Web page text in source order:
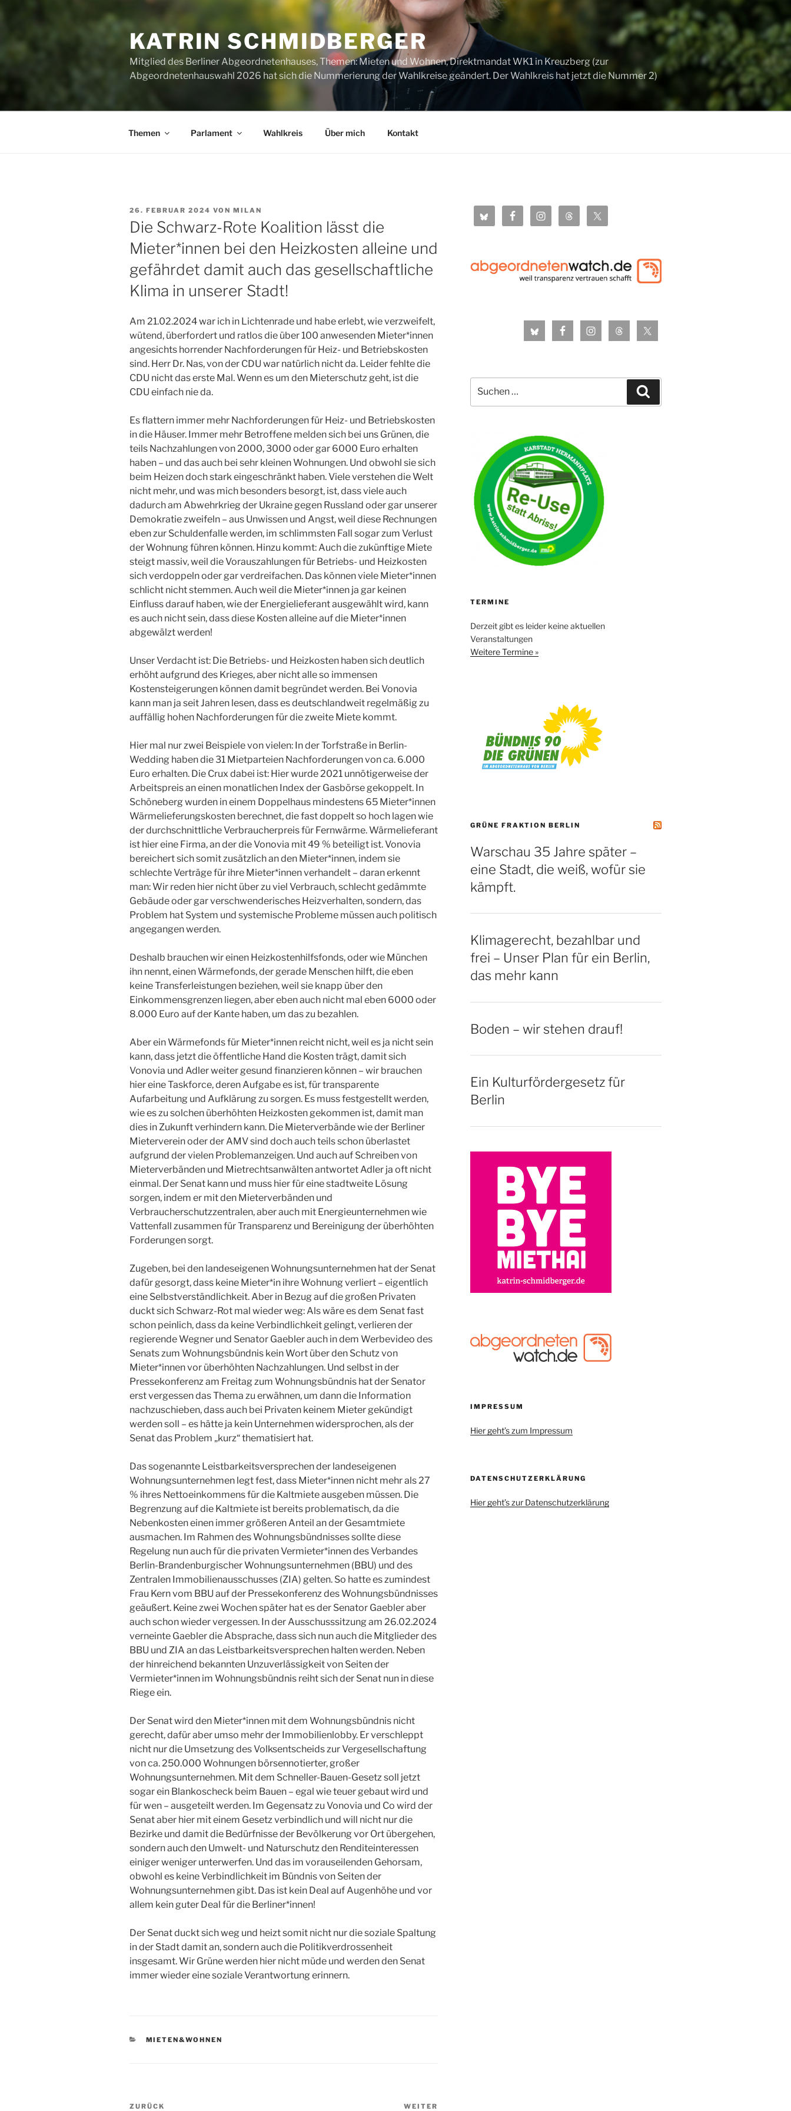
KATRIN SCHMIDBERGER
Mitglied des Berliner Abgeordnetenhauses, Themen: Mieten und Wohnen, Direktmandat WK1 in Kreuzberg (zur
Abgeordnetenhauswahl 2026 hat sich die Nummerierung der Wahlkreise geändert. Der Wahlkreis hat jetzt die Nummer 2)
Themen Parlament Wahlkreis Über mich Kontakt
VERÖFFENTLICHT
AM
26. FEBRUAR 2024 VON MILAN
Die Schwarz-Rote Koalition lässt die
Mieter*innen bei den Heizkosten alleine und
gefährdet damit auch das gesellschaftliche
Klima in unserer Stadt!
Am 21.02.2024 war ich in Lichtenrade und habe erlebt, wie verzweifelt,
wütend, überfordert und ratlos die über 100 anwesenden Mieter*innen
angesichts horrender Nachforderungen für Heiz- und Betriebskosten
sind. Herr Dr. Nas, von der CDU war natürlich nicht da. Leider fehlte die
CDU nicht das erste Mal. Wenn es um den Mieterschutz geht, ist die
CDU einfach nie da.
Es flattern immer mehr Nachforderungen für Heiz- und Betriebskosten
in die Häuser. Immer mehr Betroffene melden sich bei uns Grünen, die
teils Nachzahlungen von 2000, 3000 oder gar 6000 Euro erhalten
haben – und das auch bei sehr kleinen Wohnungen. Und obwohl sie sich
beim Heizen doch stark eingeschränkt haben. Viele verstehen die Welt
nicht mehr, und was mich besonders besorgt, ist, dass viele auch
dadurch am Abwehrkrieg der Ukraine gegen Russland oder gar unserer
Demokratie zweifeln – aus Unwissen und Angst, weil diese Rechnungen
eben zur Schuldenfalle werden, im schlimmsten Fall sogar zum Verlust
der Wohnung führen können. Hinzu kommt: Auch die zukünftige Miete
steigt massiv, weil die Vorauszahlungen für Betriebs- und Heizkosten
sich verdoppeln oder gar verdreifachen. Das können viele Mieter*innen
schlicht nicht stemmen. Auch weil die Mieter*innen ja gar keinen
Einfluss darauf haben, wie der Energielieferant ausgewählt wird, kann
es auch nicht sein, dass diese Kosten alleine auf die Mieter*innen
abgewälzt werden!
Unser Verdacht ist: Die Betriebs- und Heizkosten haben sich deutlich
erhöht aufgrund des Krieges, aber nicht alle so immensen
Kostensteigerungen können damit begründet werden. Bei Vonovia
kann man ja seit Jahren lesen, dass es deutschlandweit regelmäßig zu
auffällig hohen Nachforderungen für die zweite Miete kommt.
Hier mal nur zwei Beispiele von vielen: In der Torfstraße in Berlin-
Wedding haben die 31 Mietparteien Nachforderungen von ca. 6.000
Euro erhalten. Die Crux dabei ist: Hier wurde 2021 unnötigerweise der
Arbeitspreis an einen monatlichen Index der Gasbörse gekoppelt. In
Schöneberg wurden in einem Doppelhaus mindestens 65 Mieter*innen
Wärmelieferungskosten berechnet, die fast doppelt so hoch lagen wie
der durchschnittliche Verbraucherpreis für Fernwärme. Wärmelieferant
ist hier eine Firma, an der die Vonovia mit 49 % beteiligt ist. Vonovia
bereichert sich somit zusätzlich an den Mieter*innen, indem sie
schlechte Verträge für ihre Mieter*innen verhandelt – daran erkennt
man: Wir reden hier nicht über zu viel Verbrauch, schlecht gedämmte
Gebäude oder gar verschwenderisches Heizverhalten, sondern, das
Problem hat System und systemische Probleme müssen auch politisch
angegangen werden.
Deshalb brauchen wir einen Heizkostenhilfsfonds, oder wie München
ihn nennt, einen Wärmefonds, der gerade Menschen hilft, die eben
keine Transferleistungen beziehen, weil sie knapp über den
Einkommensgrenzen liegen, aber eben auch nicht mal eben 6000 oder
8.000 Euro auf der Kante haben, um das zu bezahlen.
Aber ein Wärmefonds für Mieter*innen reicht nicht, weil es ja nicht sein
kann, dass jetzt die öffentliche Hand die Kosten trägt, damit sich
Vonovia und Adler weiter gesund finanzieren können – wir brauchen
hier eine Taskforce, deren Aufgabe es ist, für transparente
Aufarbeitung und Aufklärung zu sorgen. Es muss festgestellt werden,
wie es zu solchen überhöhten Heizkosten gekommen ist, damit man
dies in Zukunft verhindern kann. Die Mieterverbände wie der Berliner
Mieterverein oder der AMV sind doch auch teils schon überlastet
aufgrund der vielen Problemanzeigen. Und auch auf Schreiben von
Mieterverbänden und Mietrechtsanwälten antwortet Adler ja oft nicht
einmal. Der Senat kann und muss hier für eine stadtweite Lösung
sorgen, indem er mit den Mieterverbänden und
Verbraucherschutzzentralen, aber auch mit Energieunternehmen wie
Vattenfall zusammen für Transparenz und Bereinigung der überhöhten
Forderungen sorgt.
Zugeben, bei den landeseigenen Wohnungsunternehmen hat der Senat
dafür gesorgt, dass keine Mieter*in ihre Wohnung verliert – eigentlich
eine Selbstverständlichkeit. Aber in Bezug auf die großen Privaten
duckt sich Schwarz-Rot mal wieder weg: Als wäre es dem Senat fast
schon peinlich, dass da keine Verbindlichkeit gelingt, verlieren der
regierende Wegner und Senator Gaebler auch in dem Werbevideo des
Senats zum Wohnungsbündnis kein Wort über den Schutz von
Mieter*innen vor überhöhten Nachzahlungen. Und selbst in der
Pressekonferenz am Freitag zum Wohnungsbündnis hat der Senator
erst vergessen das Thema zu erwähnen, um dann die Information
nachzuschieben, dass auch bei Privaten keinem Mieter gekündigt
werden soll – es hätte ja kein Unternehmen widersprochen, als der
Senat das Problem „kurz“ thematisiert hat.
Das sogenannte Leistbarkeitsversprechen der landeseigenen
Wohnungsunternehmen legt fest, dass Mieter*innen nicht mehr als 27
% ihres Nettoeinkommens für die Kaltmiete ausgeben müssen. Die
Begrenzung auf die Kaltmiete ist bereits problematisch, da die
Nebenkosten einen immer größeren Anteil an der Gesamtmiete
ausmachen. Im Rahmen des Wohnungsbündnisses sollte diese
Regelung nun auch für die privaten Vermieter*innen des Verbandes
Berlin-Brandenburgischer Wohnungsunternehmen (BBU) und des
Zentralen Immobilienausschusses (ZIA) gelten. So hatte es zumindest
Frau Kern vom BBU auf der Pressekonferenz des Wohnungsbündnisses
geäußert. Keine zwei Wochen später hat es der Senator Gaebler aber
auch schon wieder vergessen. In der Ausschusssitzung am 26.02.2024
verneinte Gaebler die Absprache, dass sich nun auch die Mitglieder des
BBU und ZIA an das Leistbarkeitsversprechen halten werden. Neben
der hinreichend bekannten Unzuverlässigkeit von Seiten der
Vermieter*innen im Wohnungsbündnis reiht sich der Senat nun in diese
Riege ein.
Der Senat wird den Mieter*innen mit dem Wohnungsbündnis nicht
gerecht, dafür aber umso mehr der Immobilienlobby. Er verschleppt
nicht nur die Umsetzung des Volksentscheids zur Vergesellschaftung
von ca. 250.000 Wohnungen börsennotierter, großer
Wohnungsunternehmen. Mit dem Schneller-Bauen-Gesetz soll jetzt
sogar ein Blankoscheck beim Bauen – egal wie teuer gebaut wird und
für wen – ausgeteilt werden. Im Gegensatz zu Vonovia und Co wird der
Senat aber hier mit einem Gesetz verbindlich und will nicht nur die
Bezirke und damit die Bedürfnisse der Bevölkerung vor Ort übergehen,
sondern auch den Umwelt- und Naturschutz den Renditeinteressen
einiger weniger unterwerfen. Und das im vorauseilenden Gehorsam,
obwohl es keine Verbindlichkeit im Bündnis von Seiten der
Wohnungsunternehmen gibt. Das ist kein Deal auf Augenhöhe und vor
allem kein guter Deal für die Berliner*innen!
Der Senat duckt sich weg und heizt somit nicht nur die soziale Spaltung
in der Stadt damit an, sondern auch die Politikverdrossenheit
insgesamt. Wir Grüne werden hier nicht müde und werden den Senat
immer wieder eine soziale Verantwortung erinnern.
KATEGORIEN
MIETEN&WOHNEN
Beitragsnavigation
Vorheriger
ZURÜCK WEITER
nach:
TERMINE
Derzeit gibt es leider keine aktuellen
Veranstaltungen
Weitere Termine »
GRÜNE FRAKTION BERLIN
Warschau 35 Jahre später –
eine Stadt, die weiß, wofür sie
kämpft.
Klimagerecht, bezahlbar und
frei – Unser Plan für ein Berlin,
das mehr kann
Boden – wir stehen drauf!
Ein Kulturfördergesetz für
Berlin
IMPRESSUM
Hier geht’s zum Impressum
DATENSCHUTZERKLÄRUNG
Hier geht’s zur Datenschutzerklärung